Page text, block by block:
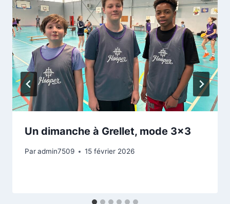
Un dimanche à Grellet, mode 3×3
Paradmin7509 15 février 2026